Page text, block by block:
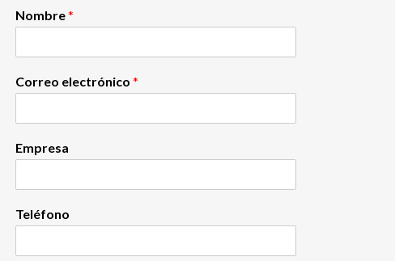
Nombre*
Correo electrónico*
Empresa
Teléfono